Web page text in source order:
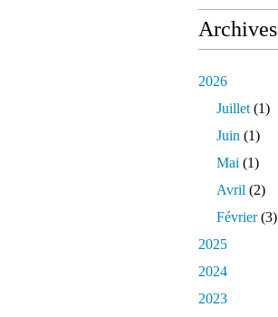
Archives
2026
Juillet (1)
Juin (1)
Mai (1)
Avril (2)
Février(3)
2025
2024
2023